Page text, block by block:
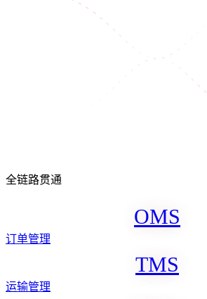
全链路贯通
OMS
订单管理
TMS
运输管理